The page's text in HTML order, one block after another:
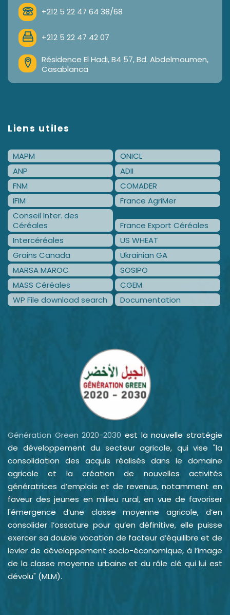
+212 5 22 47 64 38/68
+212 5 22 47 42 07
Résidence El Hadi, B4 57, Bd. Abdelmoumen,
Casablanca
Liens utiles
MAPM
ONICL
ANP
ADII
FNM
COMADER
IFIM
France AgriMer
Conseil Inter. des
Céréales
France Export Céréales
Intercéréales
US WHEAT
Grains Canada
Ukrainian GA
MARSA MAROC
SOSIPO
MASS Céréales
CGEM
WP File download search
Documentation
Génération Green 2020-2030 est la nouvelle stratégie
de développement du secteur agricole, qui vise "la
consolidation des acquis réalisés dans le domaine
agricole et la création de nouvelles activités
génératrices d’emplois et de revenus, notamment en
faveur des jeunes en milieu rural, en vue de favoriser
l'émergence d’une classe moyenne agricole, d’en
consolider l’ossature pour qu’en définitive, elle puisse
exercer sa double vocation de facteur d’équilibre et de
levier de développement socio-économique, à l’image
de la classe moyenne urbaine et du rôle clé qui lui est
dévolu" (MLM).